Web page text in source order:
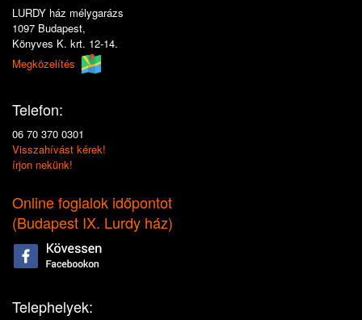
LURDY ház mélygarázs
1097 Budapest,
Könyves K. krt. 12-14.
Megközelítés
Telefon:
06 70 370 0301
Visszahívást kérek!
írjon nekünk!
Online foglalok időpontot
(Budapest IX. Lurdy ház)
Telephelyek: